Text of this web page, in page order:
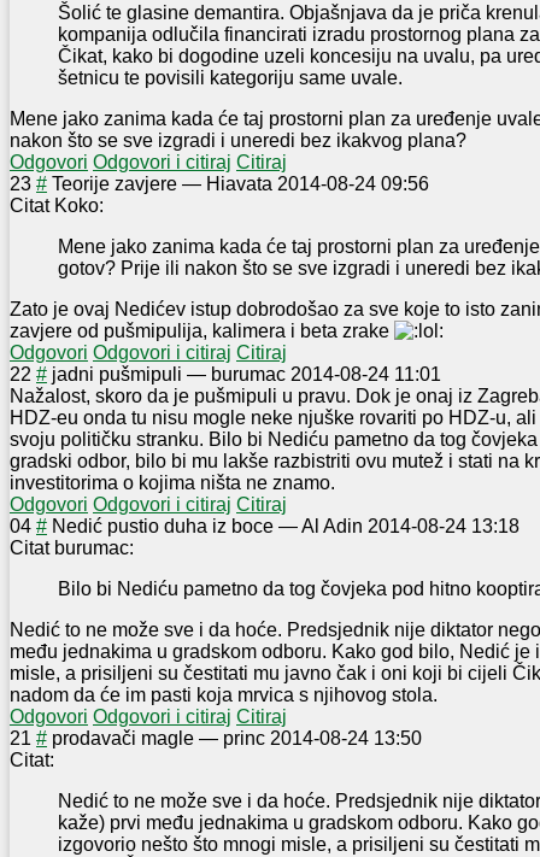
Šolić te glasine demantira. Objašnjava da je priča
kompanija odlučila financirati izradu prostornog plana
Čikat, kako bi dogodine uzeli koncesiju na uvalu, pa
šetnicu te povisili kategoriju same uvale.
Mene jako zanima kada će taj prostorni plan za uređenje
nakon što se sve izgradi i uneredi bez ikakvog plana?
Odgovori Odgovori i citiraj Citiraj
23 # Teorije zavjere — Hiavata 2014-08-24 09:56
Citat Koko:
Mene jako zanima kada će taj prostorni plan za
gotov? Prije ili nakon što se sve izgradi i uneredi bez
Zato je ovaj Nedićev istup dobrodošao za sve koje to isto
zavjere od pušmipulija, kalimera i beta zrake
Odgovori Odgovori i citiraj Citiraj
22 # jadni pušmipuli — burumac 2014-08-24 11:01
Nažalost, skoro da je pušmipuli u pravu. Dok je onaj iz
HDZ-eu onda tu nisu mogle neke njuške rovariti po HDZ-u,
svoju političku stranku. Bilo bi Nediću pametno da tog
gradski odbor, bilo bi mu lakše razbistriti ovu mutež i stati na
investitorima o kojima ništa ne znamo.
Odgovori Odgovori i citiraj Citiraj
04 # Nedić pustio duha iz boce —Al Adin 2014-08-24 13:18
Citat burumac:
Bilo bi Nediću pametno da tog čovjeka pod hitno
Nedić to ne može sve i da hoće. Predsjednik nije diktator
među jednakima u gradskom odboru. Kako god bilo, Nedić je
misle, a prisiljeni su čestitati mu javno čak i oni koji bi cijeli
nadom da će im pasti koja mrvica s njihovog stola.
Odgovori Odgovori i citiraj Citiraj
21 # prodavači magle — princ 2014-08-24 13:50
Citat:
Nedić to ne može sve i da hoće. Predsjednik nije
kaže) prvi među jednakima u gradskom odboru. Kako
izgovorio nešto što mnogi misle, a prisiljeni su čestitati